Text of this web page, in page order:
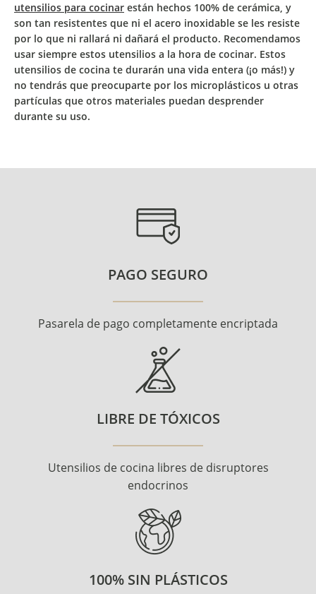
utensilios para cocinar están hechos 100% de cerámica, y
son tan resistentes que ni el acero inoxidable se les resiste
por lo que ni rallará ni dañará el producto. Recomendamos
usar siempre estos utensilios a la hora de cocinar. Estos
utensilios de cocina te durarán una vida entera (¡o más!) y
no tendrás que preocuparte por los microplásticos u otras
partículas que otros materiales puedan desprender
durante su uso.
PAGO SEGURO
Pasarela de pago completamente encriptada
LIBRE DE TÓXICOS
Utensilios de cocina libres de disruptores
endocrinos
100% SIN PLÁSTICOS